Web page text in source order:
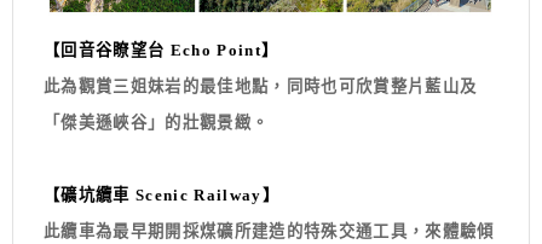
【回音谷瞭望台 Echo Point】
此為觀賞三姐妹岩的最佳地點，同時也可欣賞整片藍山及
「傑美遜峽谷」的壯觀景緻。
【礦坑纜車 Scenic Railway】
此纜車為最早期開採煤礦所建造的特殊交通工具，來體驗傾